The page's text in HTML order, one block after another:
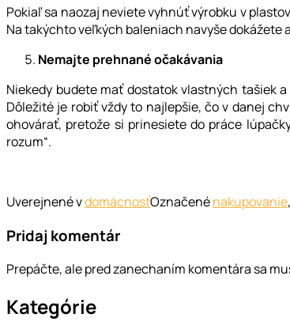
Pokiaľ sa naozaj neviete vyhnúť výrobku v
Na takýchto veľkých baleniach navyše dokážete
Nemajte prehnané očakávania
Niekedy budete mať dostatok vlastných tašiek
Dôležité je robiť vždy to najlepšie, čo v danej
ohovárať, pretože si prinesiete do práce
rozum“.
Uverejnené vdomácnosťOznačenénakupovanie,
Pridaj komentár
Prepáčte, ale pred zanechaním komentára sa
Kategórie